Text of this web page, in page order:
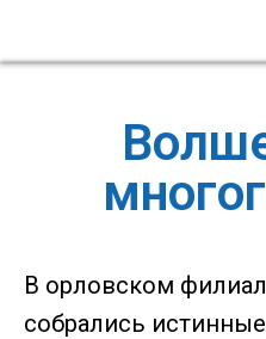
В орловском
собрались